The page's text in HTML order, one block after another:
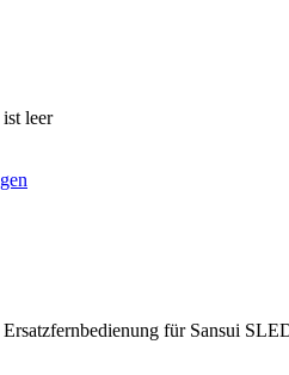
leer
Ersatzfernbedienung für Sansui